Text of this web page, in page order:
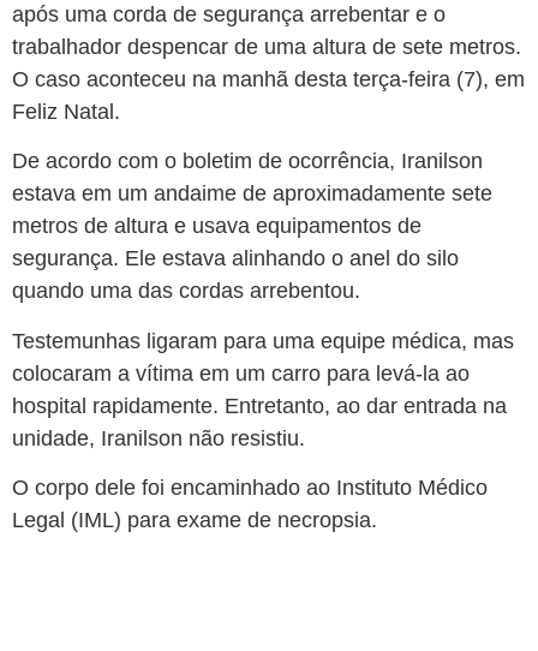
após uma corda de segurança arrebentar e o
trabalhador despencar de uma altura de sete metros.
O caso aconteceu na manhã desta terça-feira (7), em
Feliz Natal.
De acordo com o boletim de ocorrência, Iranilson
estava em um andaime de aproximadamente sete
metros de altura e usava equipamentos de
segurança. Ele estava alinhando o anel do silo
quando uma das cordas arrebentou.
Testemunhas ligaram para uma equipe médica, mas
colocaram a vítima em um carro para levá-la ao
hospital rapidamente. Entretanto, ao dar entrada na
unidade, Iranilson não resistiu.
O corpo dele foi encaminhado ao Instituto Médico
Legal (IML) para exame de necropsia.